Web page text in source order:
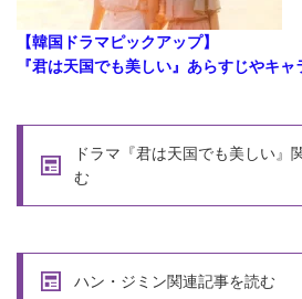
【韓国ドラマピックアップ】
『君は天国でも美しい』あらすじやキ
ドラマ『君は天国でも美しい』
む
ハン・ジミン関連記事を読む